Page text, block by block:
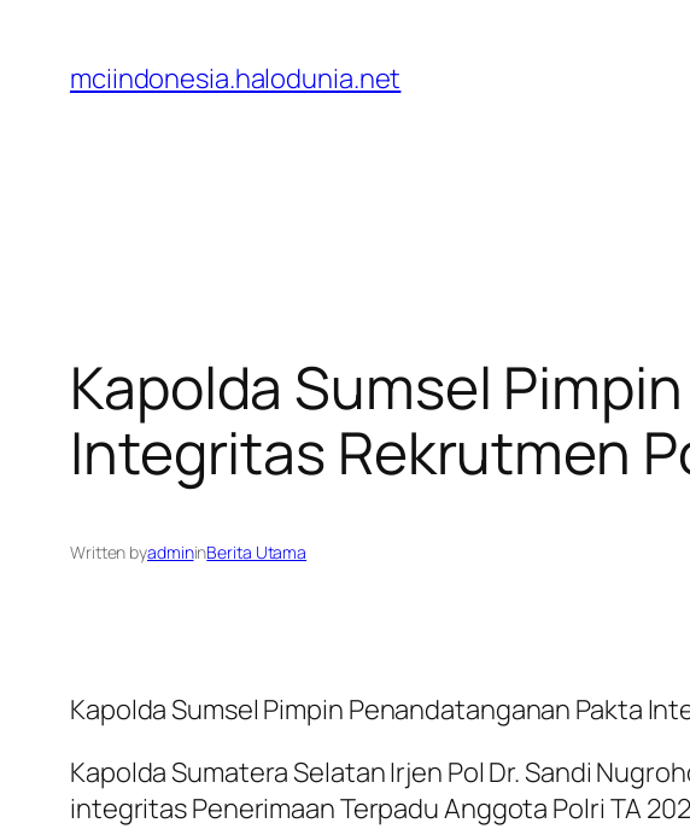
konten
mciindonesia.halodunia.net
Kapolda Sumsel
Integritas Rekrutmen
Written byadmininBerita Utama
Kapolda Sumsel Pimpin Penandatanganan Pakta
Kapolda Sumatera Selatan Irjen Pol Dr. Sandi
integritas Penerimaan Terpadu Anggota Polri TA